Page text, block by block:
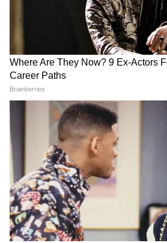
CM List of West Bengal: বাংলার মসনদে
প্রথম মুখ্যমন্ত্রী থেকে শুভেন্দু অধিকারী
কারা ছিলেন এই দায়িত্বে
3
Image Credit :Asianet News
মুখ্যমন্ত্রী হিসেবে ১ লক্ষ টাকা
এর মধ্যে রয়েছে বিধায়ক
মুখ্যমন্ত্রী হিসেবে ১ লক্ষ টাকা
টাকা) মূল বেতন এবং ৫১,৬০০